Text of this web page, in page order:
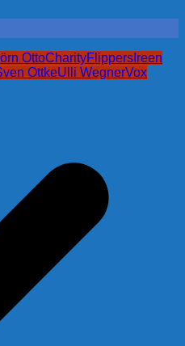
OttoCharityFlippers Ireen
OttkeUlli WegnerVox